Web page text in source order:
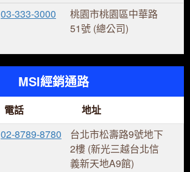
03-333-3000
桃園市桃園區中華路
51號 (總公司)
MSI經銷通路
電話
地址
02-8789-8780
台北市松壽路9號地下
2樓 (新光三越台北信
義新天地A9館)